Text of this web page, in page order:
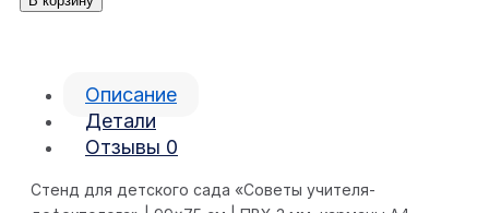
Описание
Детали
Отзывы 0
Стенд для детского сада «Советы учителя-